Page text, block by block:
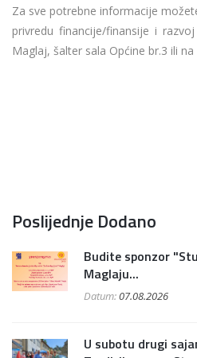
Za sve potrebne informacije
privredu financije/finansije i
Maglaj, šalter sala Općine br.3 ili
Poslijednje Dodano
Budite sponzor
Maglaju...
Datum:07.08.2026
U subotu drugi